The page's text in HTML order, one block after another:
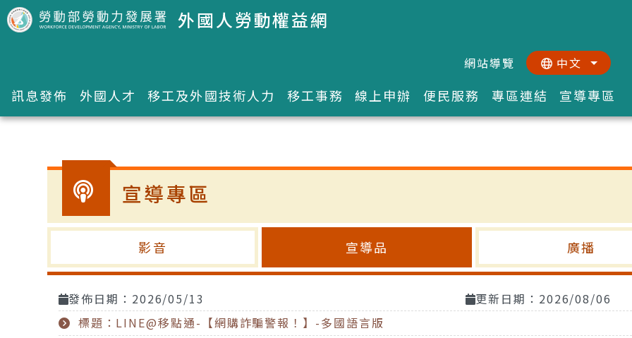
跳到主要內容區塊 外國人勞動權益網
:::網站導覽 中文
訊息發佈 外國人才 移工及外國技術人力 移工事務 線上申辦 便民服務 專區連結 宣導專區
宣導專區
影音 宣導品 廣播
發佈日期：2026/05/13
更新日期：2026/08/06
標題：LINE@移點通-【網購詐騙警報！】-多國語言版